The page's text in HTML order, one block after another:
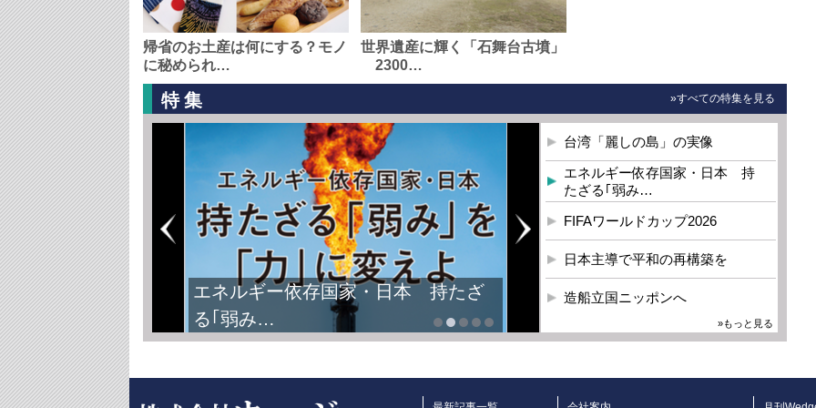
帰省のお土産は何にする？モノ
に秘められ…
世界遺産に輝く「石舞台古墳」
2300…
特集 »すべての特集を見る
エネルギー依存国家・日本 持たざ
る｢弱み…
台湾「麗しの島」の実像
エネルギー依存国家・日本 持
たざる｢弱み…
FIFAワールドカップ2026
日本主導で平和の再構築を
造船立国ニッポンへ
»もっと見る